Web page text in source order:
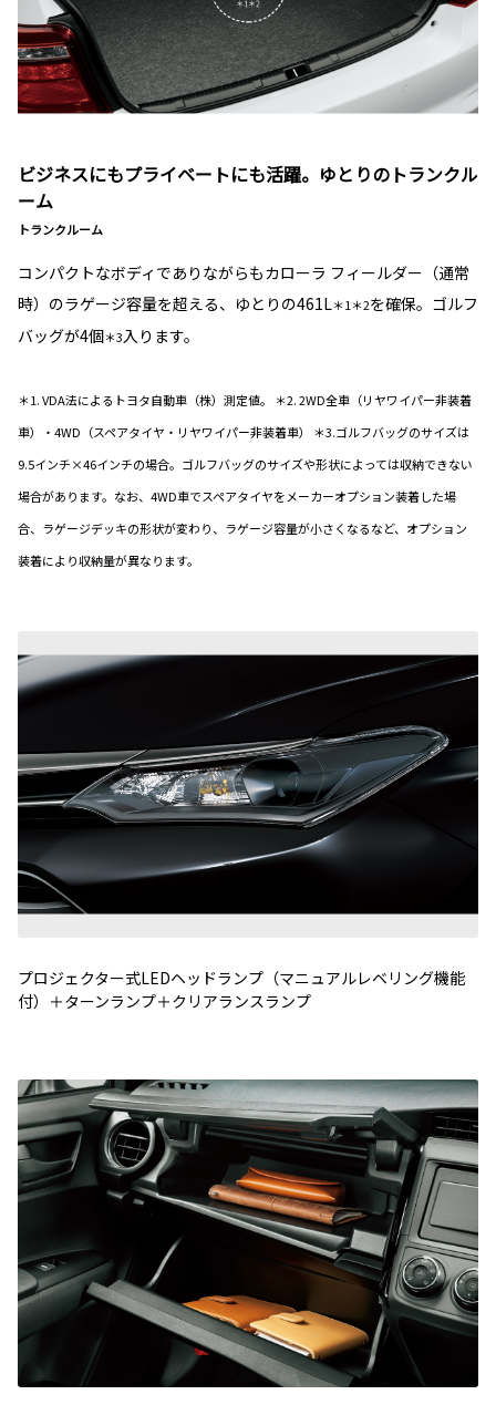
ビジネスにもプライベートにも活躍。ゆとりのトランクル
ーム
トランクルーム
コンパクトなボディでありながらもカローラ フィールダー（通常
時）のラゲージ容量を超える、ゆとりの461L＊1＊2を確保。ゴルフ
バッグが4個＊3入ります。
＊1. VDA法によるトヨタ自動車（株）測定値。 ＊2. 2WD全車（リヤワイパー非装着
車）・4WD（スペアタイヤ・リヤワイパー非装着車） ＊3.ゴルフバッグのサイズは
9.5インチ×46インチの場合。ゴルフバッグのサイズや形状によっては収納できない
場合があります。なお、4WD車でスペアタイヤをメーカーオプション装着した場
合、ラゲージデッキの形状が変わり、ラゲージ容量が小さくなるなど、オプション
装着により収納量が異なります。
プロジェクター式LEDヘッドランプ（マニュアルレベリング機能
付）＋ターンランプ＋クリアランスランプ